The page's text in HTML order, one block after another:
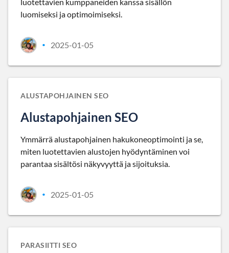
luomiseksi ja optimoimiseksi.
• 2025-01-05
ALUSTAPOHJAINEN SEO
Alustapohjainen SEO
Ymmärrä alustapohjainen hakukoneoptimointi ja se,
miten luotettavien alustojen hyödyntäminen voi
parantaa sisältösi näkyvyyttä ja sijoituksia.
• 2025-01-05
PARASIITTI SEO